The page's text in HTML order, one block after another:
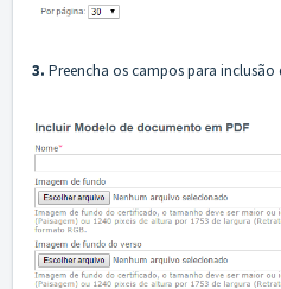
3. Preencha os campos para